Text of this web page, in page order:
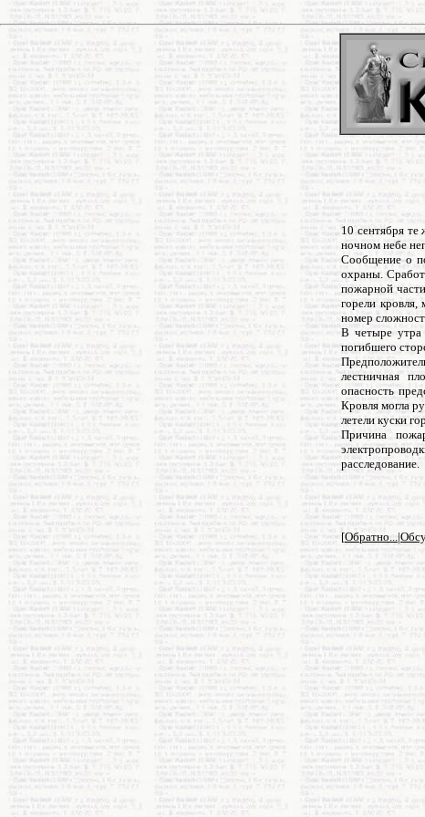
10 сентября те
ночном небе
Сообщение о
охраны.
пожарной
горели
номер
В четыре утра
погибшего
лестничная
опасность
Кровля могла
летели куски
Причина
расследование.
[Обратно...|